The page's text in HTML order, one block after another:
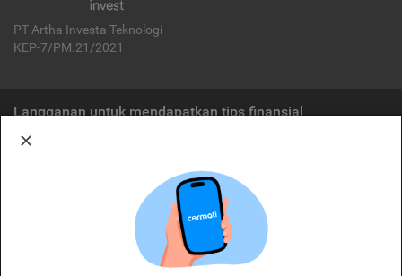
PT Artha Investa Teknologi
KEP-7/PM.21/2021
Langganan untuk mendapatkan tips finansial
Cermati merupakan penyelenggara agregasi jasa keuangan yang terdaftar di
OJK. Oleh karena itu, produk dan/atau layanan jasa keuangan yang
ditawarkan bukan merupakan produk dan/atau layanan jasa keuangan yang
diterbitkan oleh Cermati dan Cermati tidak bertanggung jawab atas tuntutan